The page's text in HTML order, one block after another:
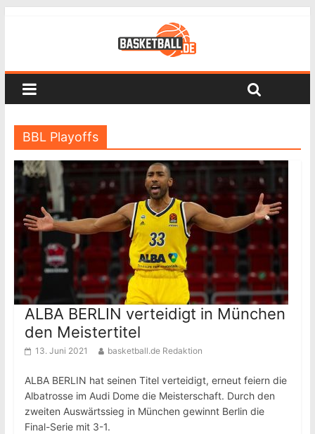
BBL Playoffs
ALBA BERLIN verteidigt in München
den Meistertitel
13. Juni 2021 basketball.de Redaktion
ALBA BERLIN hat seinen Titel verteidigt, erneut feiern die
Albatrosse im Audi Dome die Meisterschaft. Durch den
zweiten Auswärtssieg in München gewinnt Berlin die
Final-Serie mit 3-1.